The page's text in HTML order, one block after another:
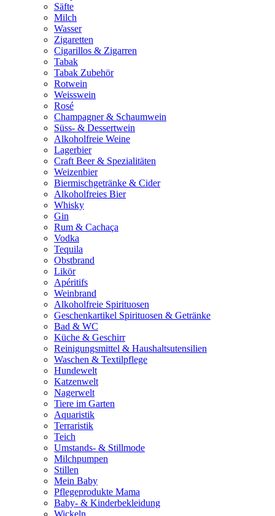
Säfte
Milch
Wasser
Zigaretten
Cigarillos & Zigarren
Tabak
Tabak Zubehör
Rotwein
Weisswein
Rosé
Champagner & Schaumwein
Süss- & Dessertwein
Alkoholfreie Weine
Lagerbier
Craft Beer & Spezialitäten
Weizenbier
Biermischgetränke & Cider
Alkoholfreies Bier
Whisky
Gin
Rum & Cachaça
Vodka
Tequila
Obstbrand
Likör
Apéritifs
Weinbrand
Alkoholfreie Spirituosen
Geschenkartikel Spirituosen & Getränke
Bad & WC
Küche & Geschirr
Reinigungsmittel & Haushaltsutensilien
Waschen & Textilpflege
Hundewelt
Katzenwelt
Nagerwelt
Tiere im Garten
Aquaristik
Terraristik
Teich
Umstands- & Stillmode
Milchpumpen
Stillen
Mein Baby
Pflegeprodukte Mama
Baby- & Kinderbekleidung
Wickeln